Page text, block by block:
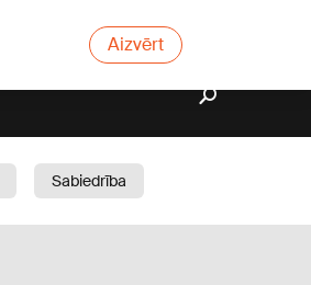
Aizvērt
Sabiedrība